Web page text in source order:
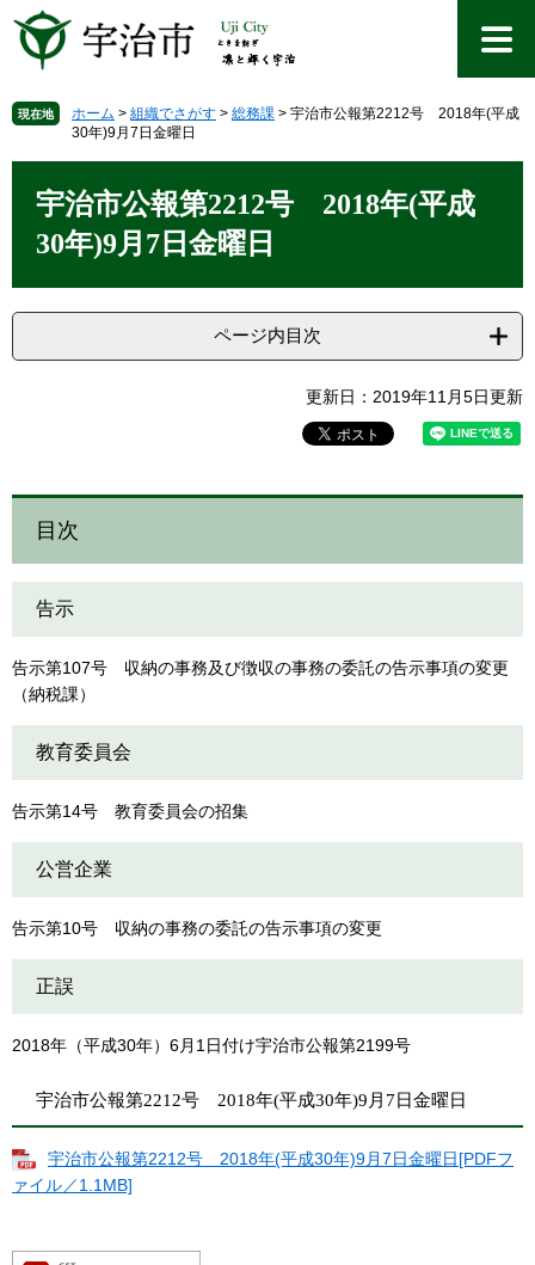
先
で
を
ば
へ
現在地 ホーム > 組織でさがす > 総務課 > 宇治市公報第2212号 2018年(平成
30年)9月7日金曜日
宇治市公報第2212号 2018年(平成
30年)9月7日金曜日
ページ内目次
更新日：2019年11月5日更新
目次
告示
告示第107号 収納の事務及び徴収の事務の委託の告示事項の変更
（納税課）
教育委員会
告示第14号 教育委員会の招集
公営企業
告示第10号 収納の事務の委託の告示事項の変更
正誤
2018年（平成30年）6月1日付け宇治市公報第2199号
宇治市公報第2212号 2018年(平成30年)9月7日金曜日
宇治市公報第2212号 2018年(平成30年)9月7日金曜日[PDFフ
ァイル／1.1MB]